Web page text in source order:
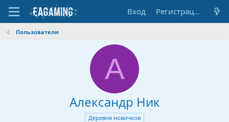
Вход Регистрация
Пользователи
А
Александр Ник
Деревня новичков